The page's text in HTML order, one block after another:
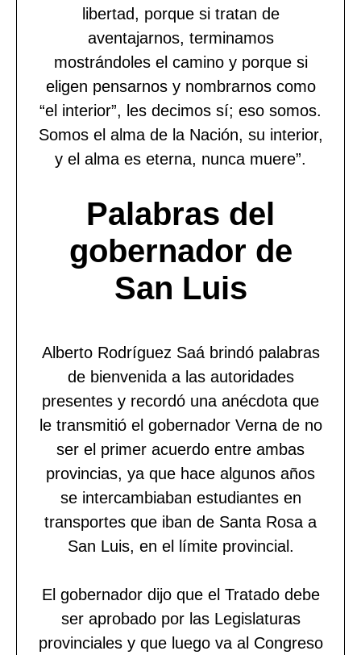
libertad, porque si tratan de
aventajarnos, terminamos
mostrándoles el camino y porque si
eligen pensarnos y nombrarnos como
“el interior”, les decimos sí; eso somos.
Somos el alma de la Nación, su interior,
y el alma es eterna, nunca muere”.
Palabras del
gobernador de
San Luis
Alberto Rodríguez Saá brindó palabras
de bienvenida a las autoridades
presentes y recordó una anécdota que
le transmitió el gobernador Verna de no
ser el primer acuerdo entre ambas
provincias, ya que hace algunos años
se intercambiaban estudiantes en
transportes que iban de Santa Rosa a
San Luis, en el límite provincial.
El gobernador dijo que el Tratado debe
ser aprobado por las Legislaturas
provinciales y que luego va al Congreso